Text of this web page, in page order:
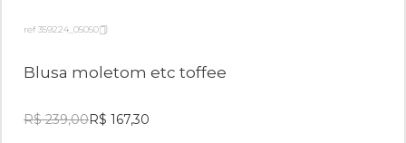
ref 359224_05050
Blusa moletom etc toffee
R$ 239,00R$ 167,30